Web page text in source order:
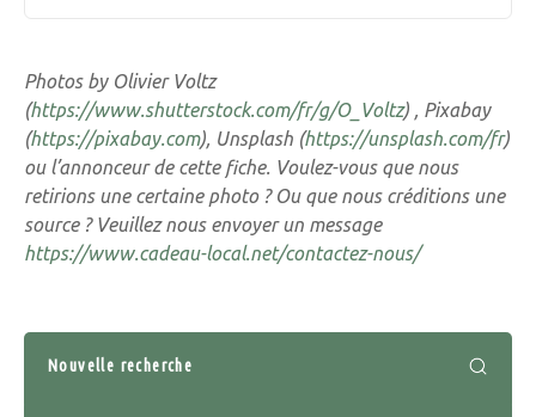
Photos by Olivier Voltz
(https://www.shutterstock.com/fr/g/O_Voltz) , Pixabay
(https://pixabay.com), Unsplash (https://unsplash.com/fr)
ou l’annonceur de cette fiche. Voulez-vous que nous
retirions une certaine photo ? Ou que nous créditions une
source ? Veuillez nous envoyer un message
https://www.cadeau-local.net/contactez-nous/
Nouvelle recherche